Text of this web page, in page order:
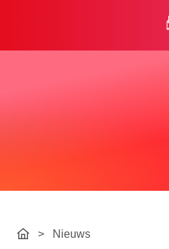
> Nieuws